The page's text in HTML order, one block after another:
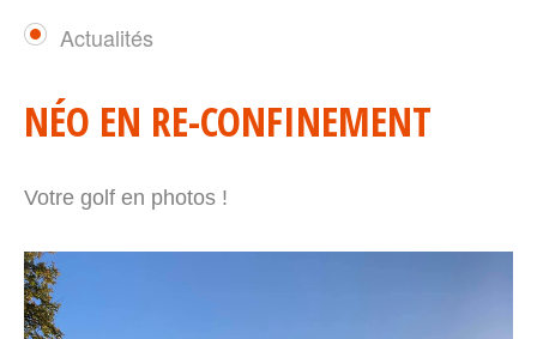
Actualités
NÉO EN RE-CONFINEMENT
Votre golf en photos !